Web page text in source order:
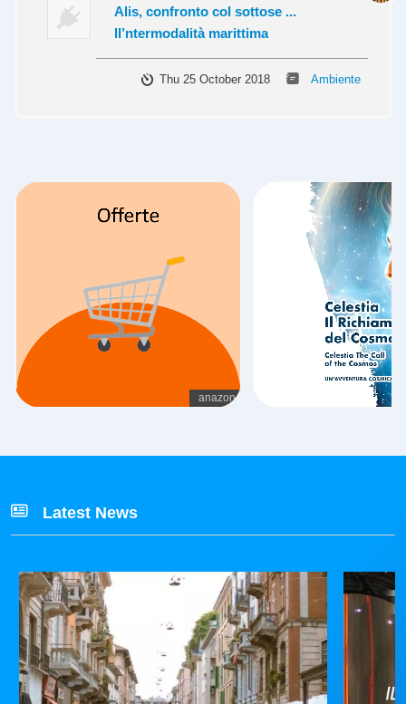
Alis, confronto col sottose ...
ll’ntermodalità marittima
Thu 25 October 2018 Ambiente
Latest News